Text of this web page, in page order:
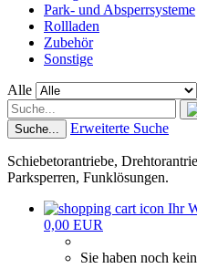
Park- und Absperrsysteme
Rollladen
Zubehör
Sonstige
Alle
Suche... Erweiterte Suche
Schiebetorantriebe,
Parksperren, Funklösungen.
Ihr
0,00 EUR
Sie haben noch